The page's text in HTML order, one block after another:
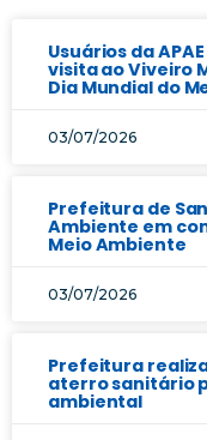
Usuários da
visita ao Viveiro
Dia Mundial do
03/07/2026
Prefeitura de
Ambiente em
Meio Ambiente
03/07/2026
Prefeitura
aterro sanitário
ambiental